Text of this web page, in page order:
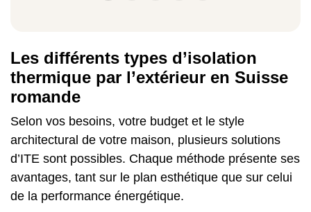
Les différents types d’isolation
thermique par l’extérieur en Suisse
romande
Selon vos besoins, votre budget et le style
architectural de votre maison, plusieurs solutions
d’ITE sont possibles. Chaque méthode présente ses
avantages, tant sur le plan esthétique que sur celui
de la performance énergétique.